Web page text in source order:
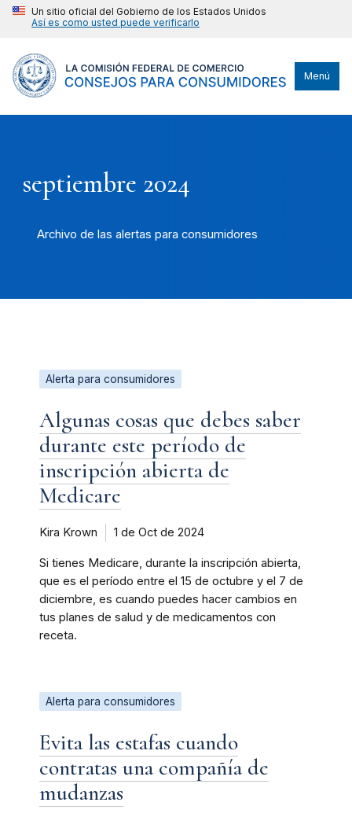
Un sitio oficial del Gobierno de los Estados Unidos
Así es como usted puede verificarlo
Menú
septiembre 2024
Archivo de las alertas para consumidores
Alerta para consumidores
Algunas cosas que debes saber
durante este período de
inscripción abierta de
Medicare
Kira Krown 1 de Oct de 2024
Si tienes Medicare, durante la inscripción abierta,
que es el período entre el 15 de octubre y el 7 de
diciembre, es cuando puedes hacer cambios en
tus planes de salud y de medicamentos con
receta.
Alerta para consumidores
Evita las estafas cuando
contratas una compañía de
mudanzas